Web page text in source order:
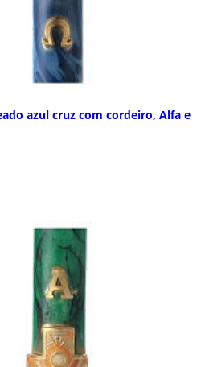
azul cruz com cordeiro, Alfa e